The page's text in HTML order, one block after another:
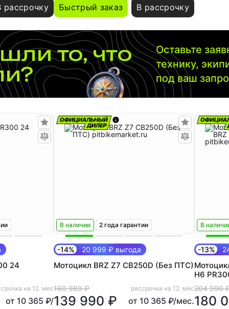
рассрочку Быстрый заказ В рассрочку
то, что
Оставьте
технику,
под ваш
24
на 12. мес
от 10 365 ₽/
В наличии 2 года гарантии
-14% 20 999 ₽ выгода
Мотоцикл BRZ Z7 CB250D (Без ПТС)
160 989 ₽
139 990 ₽
рассрочка на 12. мес
от 10 365 ₽/мес.
В
-13%
H6
204 990
180